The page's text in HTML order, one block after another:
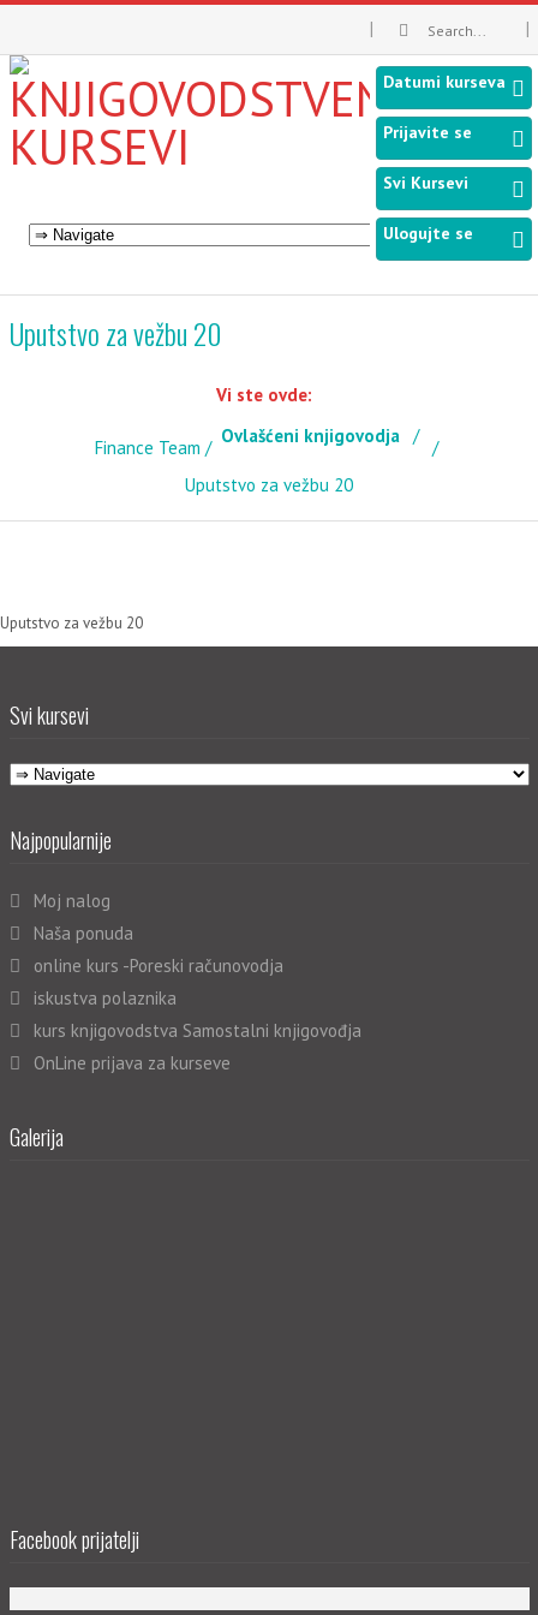
Uputstvo za vežbu 20
Vi ste ovde:
Finance Team
Ovlašćeni knjigovodja
Uputstvo za vežbu 20
Uputstvo za vežbu 20
Svi kursevi
Najpopularnije
Moj nalog
Naša ponuda
online kurs -Poreski računovodja
iskustva polaznika
kurs knjigovodstva Samostalni knjigovođja
OnLine prijava za kurseve
Galerija
Facebook prijatelji
Datumi kurseva
Prijavite se
Svi Kursevi
Ulogujte se